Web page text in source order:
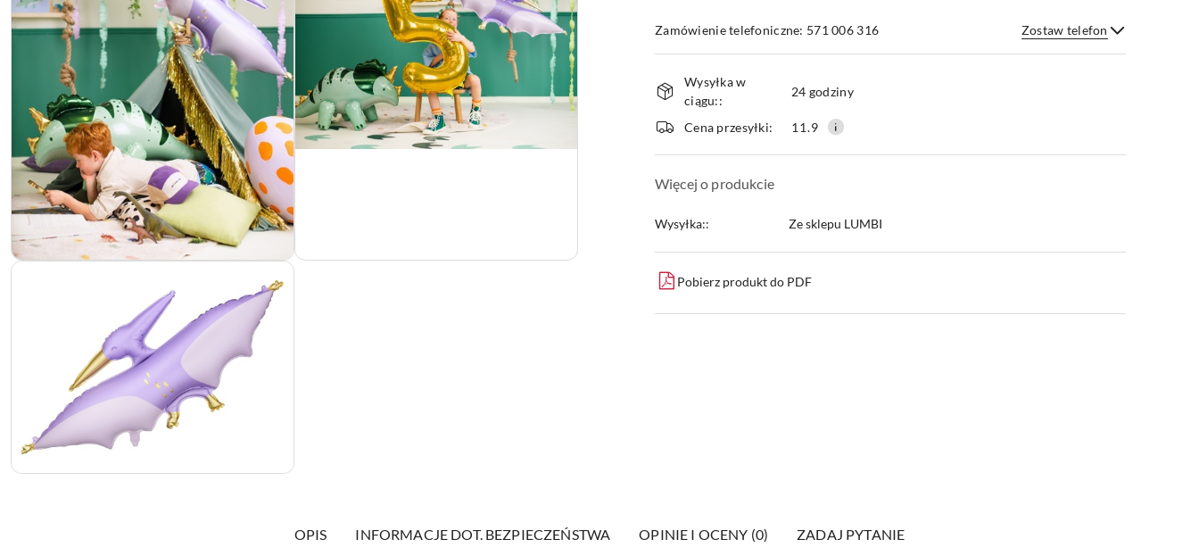
Zamówienie telefoniczne: 571 006 316 Zostaw telefon
Wyślij
i
dostawa
Wysyłka w
ciągu::
24 godziny
Cena przesyłki: 11.9
Więcej o produkcie
Wysyłka:: Ze sklepu LUMBI
Pobierz produkt do PDF
OPIS INFORMACJE DOT. BEZPIECZEŃSTWA OPINIE I OCENY (0) ZADAJ PYTANIE